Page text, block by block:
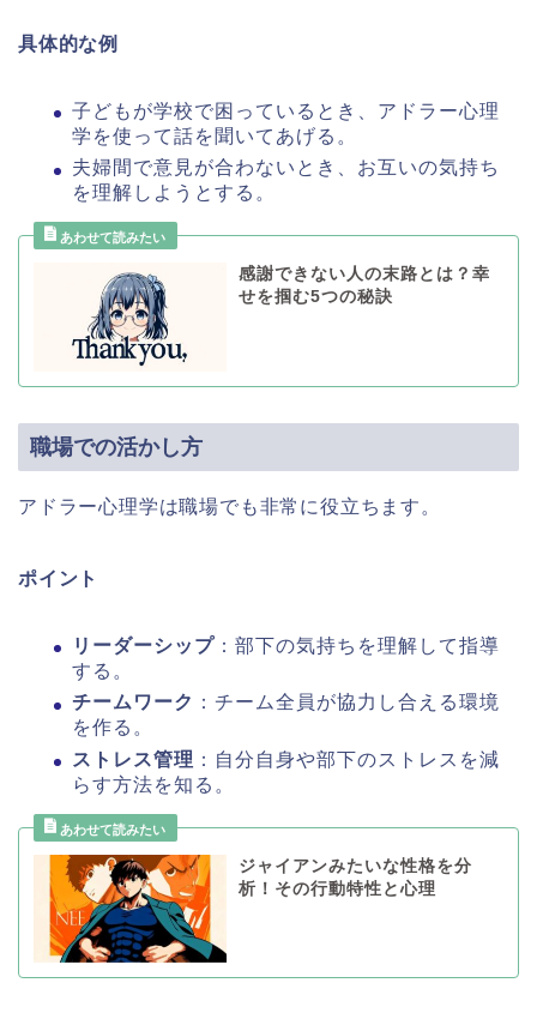
具体的な例
子どもが学校で困っているとき、アドラー心理
学を使って話を聞いてあげる。
夫婦間で意見が合わないとき、お互いの気持ち
を理解しようとする。
感謝できない人の末路とは？幸
せを掴む5つの秘訣
職場での活かし方
アドラー心理学は職場でも非常に役立ちます。
ポイント
リーダーシップ ：部下の気持ちを理解して指導
する。
チームワーク ：チーム全員が協力し合える環境
を作る。
ストレス管理 ：自分自身や部下のストレスを減
らす方法を知る。
ジャイアンみたいな性格を分
析！その行動特性と心理